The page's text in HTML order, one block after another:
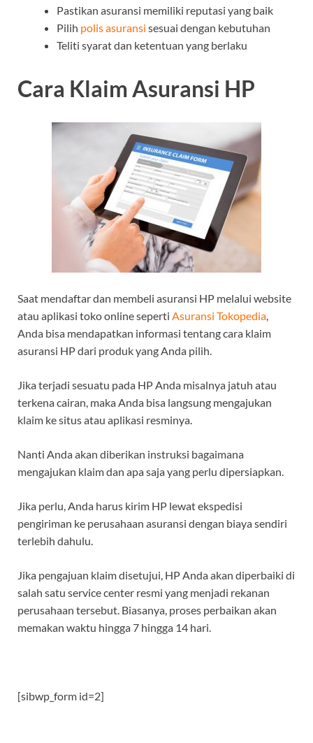
Pastikan asuransi memiliki reputasi yang baik
Pilih polis asuransi sesuai dengan kebutuhan
Teliti syarat dan ketentuan yang berlaku
Cara Klaim Asuransi HP
Saat mendaftar dan membeli asuransi HP melalui website
atau aplikasi toko online seperti Asuransi Tokopedia,
Anda bisa mendapatkan informasi tentang cara klaim
asuransi HP dari produk yang Anda pilih.
Jika terjadi sesuatu pada HP Anda misalnya jatuh atau
terkena cairan, maka Anda bisa langsung mengajukan
klaim ke situs atau aplikasi resminya.
Nanti Anda akan diberikan instruksi bagaimana
mengajukan klaim dan apa saja yang perlu dipersiapkan.
Jika perlu, Anda harus kirim HP lewat ekspedisi
pengiriman ke perusahaan asuransi dengan biaya sendiri
terlebih dahulu.
Jika pengajuan klaim disetujui, HP Anda akan diperbaiki di
salah satu service center resmi yang menjadi rekanan
perusahaan tersebut. Biasanya, proses perbaikan akan
memakan waktu hingga 7 hingga 14 hari.
[sibwp_form id=2]